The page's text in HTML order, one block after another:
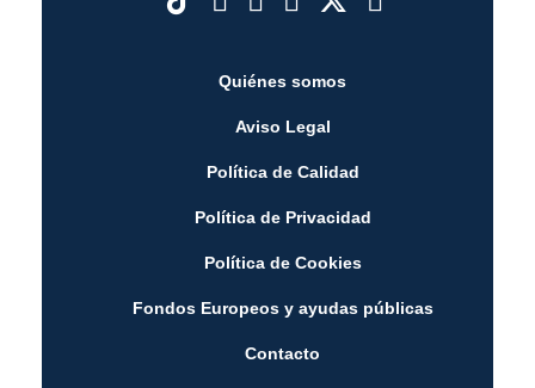
Quiénes somos
Aviso Legal
Política de Calidad
Política de Privacidad
Política de Cookies
Fondos Europeos y ayudas públicas
Contacto